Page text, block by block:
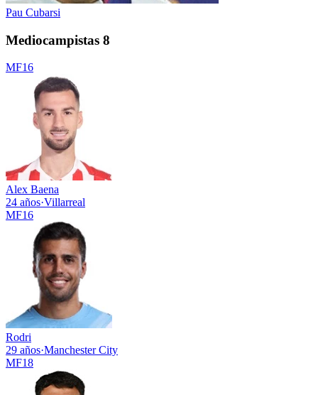
Pau Cubarsi
Mediocampistas 8
MF16
Alex Baena
24 años·Villarreal
MF16
Rodri
29 años·Manchester City
MF18